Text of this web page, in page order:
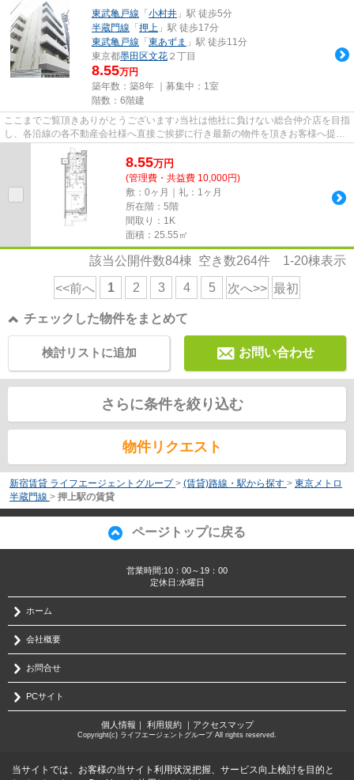
東武亀戸線 「 小村井 」駅 徒歩5分
半蔵門線 「 押上 」駅 徒歩17分
東武亀戸線 「 東あずま 」駅 徒歩11分
東京都墨田区文花 ２丁目
8.55万円
築年数：築8年 ｜募集中： 1室
階数：6階建
ここまでご覧頂きありがとうございます♪当社は他社に負けない総合仲介店を目指
し、各沿線の各不動産会社様へ直接ご挨拶に行き最新の物件を頂きお客様へ提供
しております！最新の情報は...
8.55万円
(管理費・共益費 10,000円)
敷：0ヶ月｜礼：1ヶ月
所在階：5階
間取り：1K
面積：25.55㎡
該当公開件数84棟 空き数264件 1-20棟表示
<<前へ 1 2 3 4 5 次へ>> 最初
チェックした物件をまとめて
お問い合わせ
検討リストに追加
さらに条件を絞り込む
物件リクエスト
新宿賃貸 ライフエージェントグループ > (賃貸)路線・駅から探す > 東京メトロ
半蔵門線 > 押上駅の賃貸
ページトップに戻る
営業時間:10：00～19：00
定休日:水曜日
ホーム
会社概要
お問合せ
PCサイト
個人情報 ｜ 利用規約｜ アクセスマップ
Copyright(c) ライフエージェントグループ All rights reserved.
当サイトでは、お客様の当サイト利用状況把握、サービス向上検討を目的と